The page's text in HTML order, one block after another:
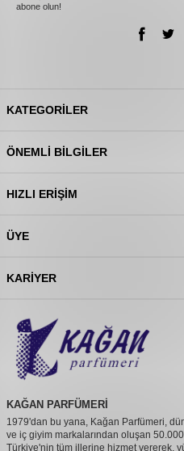
abone olun!
KATEGORILER
ÖNEMLI BILGILER
HIZLI ERIŞIM
ÜYE
KARIYER
KAĞAN PARFÜMERİ
1979'dan bu yana, Kağan Parfümeri,
ve iç giyim markalarından oluşan
Türkiye'nin tüm illerine hizmet vererek,